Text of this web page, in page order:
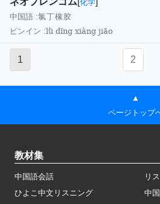
化学
中国語 :氯丁橡胶
ピンイン :lǜ dīng xiàng jiāo
1 2
▲
ページトップ
教材集
中国語会話
リ
ひよこ中文リスニング
中